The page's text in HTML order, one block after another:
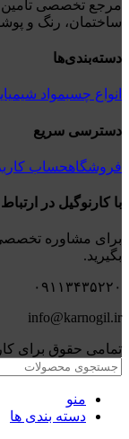
مرجع تخصصی تأمین
ساختمان، رنگ و
دسته‌بندی‌ها
انواع چسبمواد
دسترسی سریع
فروشگاهحساب
با کارنوگیل در
برای مشاوره
بگیرید.
۰۹۱۱۳۴۳۵۲۲۰
info@karnogil.ir
تمامی حقوق برای
منو
دسته بندی ها